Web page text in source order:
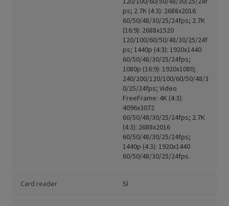
ps; 2.7K (4:3): 2688x2016
60/50/48/30/25/24fps; 2.7K
(16:9): 2688x1520
120/100/60/50/48/30/25/24f
ps; 1440p (4:3): 1920x1440
60/50/48/30/25/24fps;
1080p (16:9): 1920x1080;
240/200/120/100/60/50/48/3
0/25/24fps; Video
FreeFrame: 4K (4:3):
4096x3072
60/50/48/30/25/24fps; 2.7K
(4:3): 2688x2016
60/50/48/30/25/24fps;
1440p (4:3): 1920x1440
60/50/48/30/25/24fps.
Card reader Sì